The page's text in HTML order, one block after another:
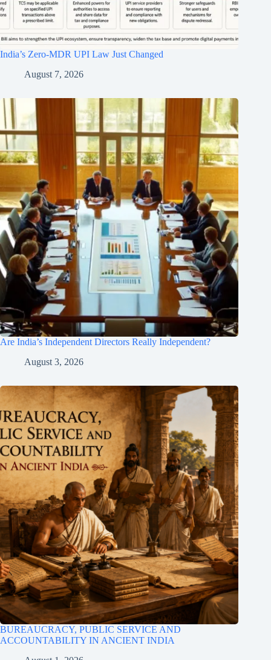
India’s Zero-MDR UPI Law Just Changed
August 7, 2026
Are India’s Independent Directors Really Independent?
August 3, 2026
BUREAUCRACY, PUBLIC SERVICE AND
ACCOUNTABILITY IN ANCIENT INDIA